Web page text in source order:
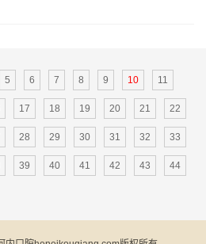
5 6 7 8 9 10 11
17 18 19 20 21 22
28 29 30 31 32 33
39 40 41 42 43 44